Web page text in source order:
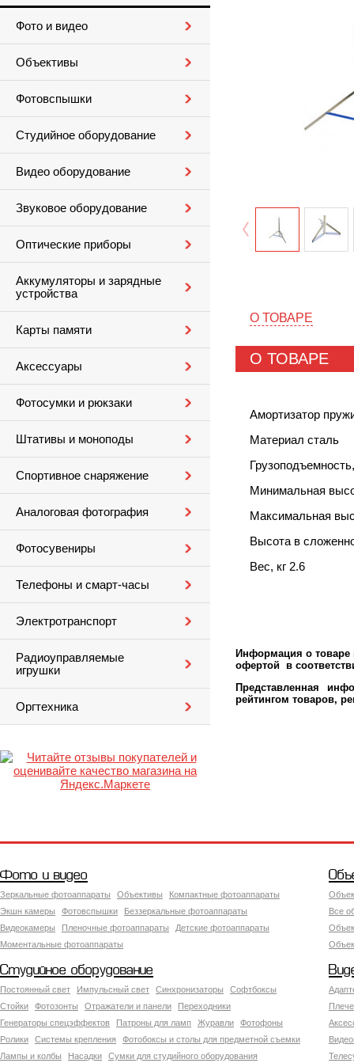
Фото и видео
Объективы
Фотовспышки
Студийное оборудование
Видео оборудование
Звуковое оборудование
Оптические приборы
Аккумуляторы и зарядные
устройства
Карты памяти
Аксессуары
Фотосумки и рюкзаки
Штативы и моноподы
Спортивное снаряжение
Аналоговая фотография
Фотосувениры
Телефоны и смарт-часы
Электротранспорт
Радиоуправляемые
игрушки
Оргтехника
О ТОВАРЕ
О ТОВАРЕ
Амортизатор
Материал сталь
Минимальная
Максимальная
Высота в
Вес, кг 2.6
Информация о товаре
офертой в
Представленная
рейтингом товаров,
Фото и видео
Зеркальные фотоаппараты Объективы
Компактные фотоаппараты
Экшн камеры
Фотовспышки
Беззеркальные фотоаппараты
Видеокамеры
Пленочные фотоаппараты
Детские фотоаппараты
Моментальные фотоаппараты
Все
Студийное оборудование
Постоянный свет Импульсный свет Синхронизаторы
Софтбоксы
Стойки
Фотозонты Отражатели и панели
Переходники
Генераторы спецэффектов
Патроны для ламп Журавли
Фотофоны
Ролики
Системы крепления
Фотобоксы и столы для предметной съемки
Лампы и колбы
Насадки
Сумки для студийного оборудования